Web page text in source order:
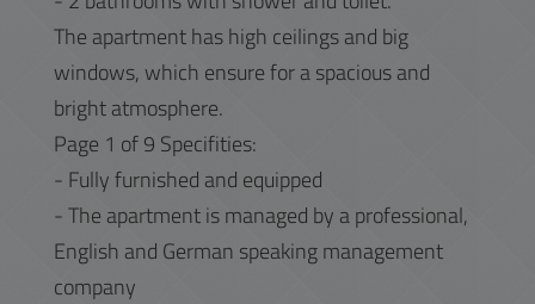
The apartment has high ceilings and big
windows, which ensure for a spacious and
bright atmosphere.
Page 1 of 9 Specifities:
- Fully furnished and equipped
- The apartment is managed by a professional,
English and German speaking management
company